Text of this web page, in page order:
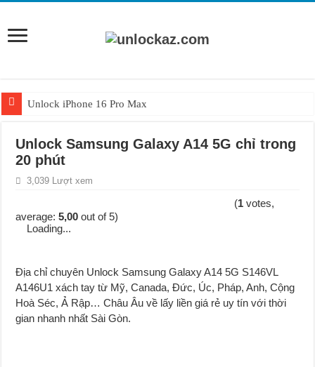
Unlock iPhone 16 Pro Max
Unlock Samsung Galaxy S26 Ultra
Unlock iPhone 17 Pro Max
Unlock Samsung Galaxy A14 5G chỉ trong
20 phút
3,039 Lượt xem
(1 votes,
average:5,00 out of 5)
Loading...
Địa chỉ chuyên Unlock Samsung Galaxy A14 5G S146VL
A146U1 xách tay từ Mỹ, Canada, Đức, Úc, Pháp, Anh, Cộng
Hoà Séc, Ả Rập… Châu Âu về lấy liền giá rẻ uy tín với thời
gian nhanh nhất Sài Gòn.